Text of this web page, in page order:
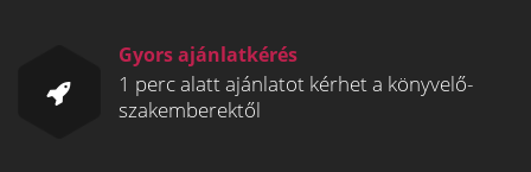
Gyors ajánlatkérés
1 perc alatt ajánlatot kérhet a könyvelő-
szakemberektől